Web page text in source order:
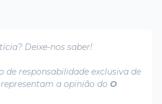
Deixe-nos saber!
de responsabilidade exclusiva de
a opinião do O